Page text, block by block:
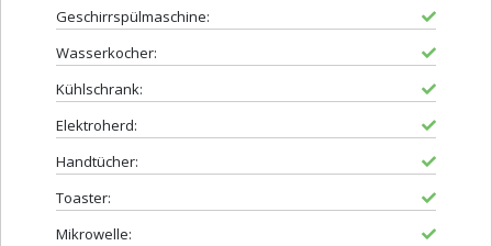
Geschirrspülmaschine:
Wasserkocher:
Kühlschrank:
Elektroherd:
Handtücher:
Toaster:
Mikrowelle: